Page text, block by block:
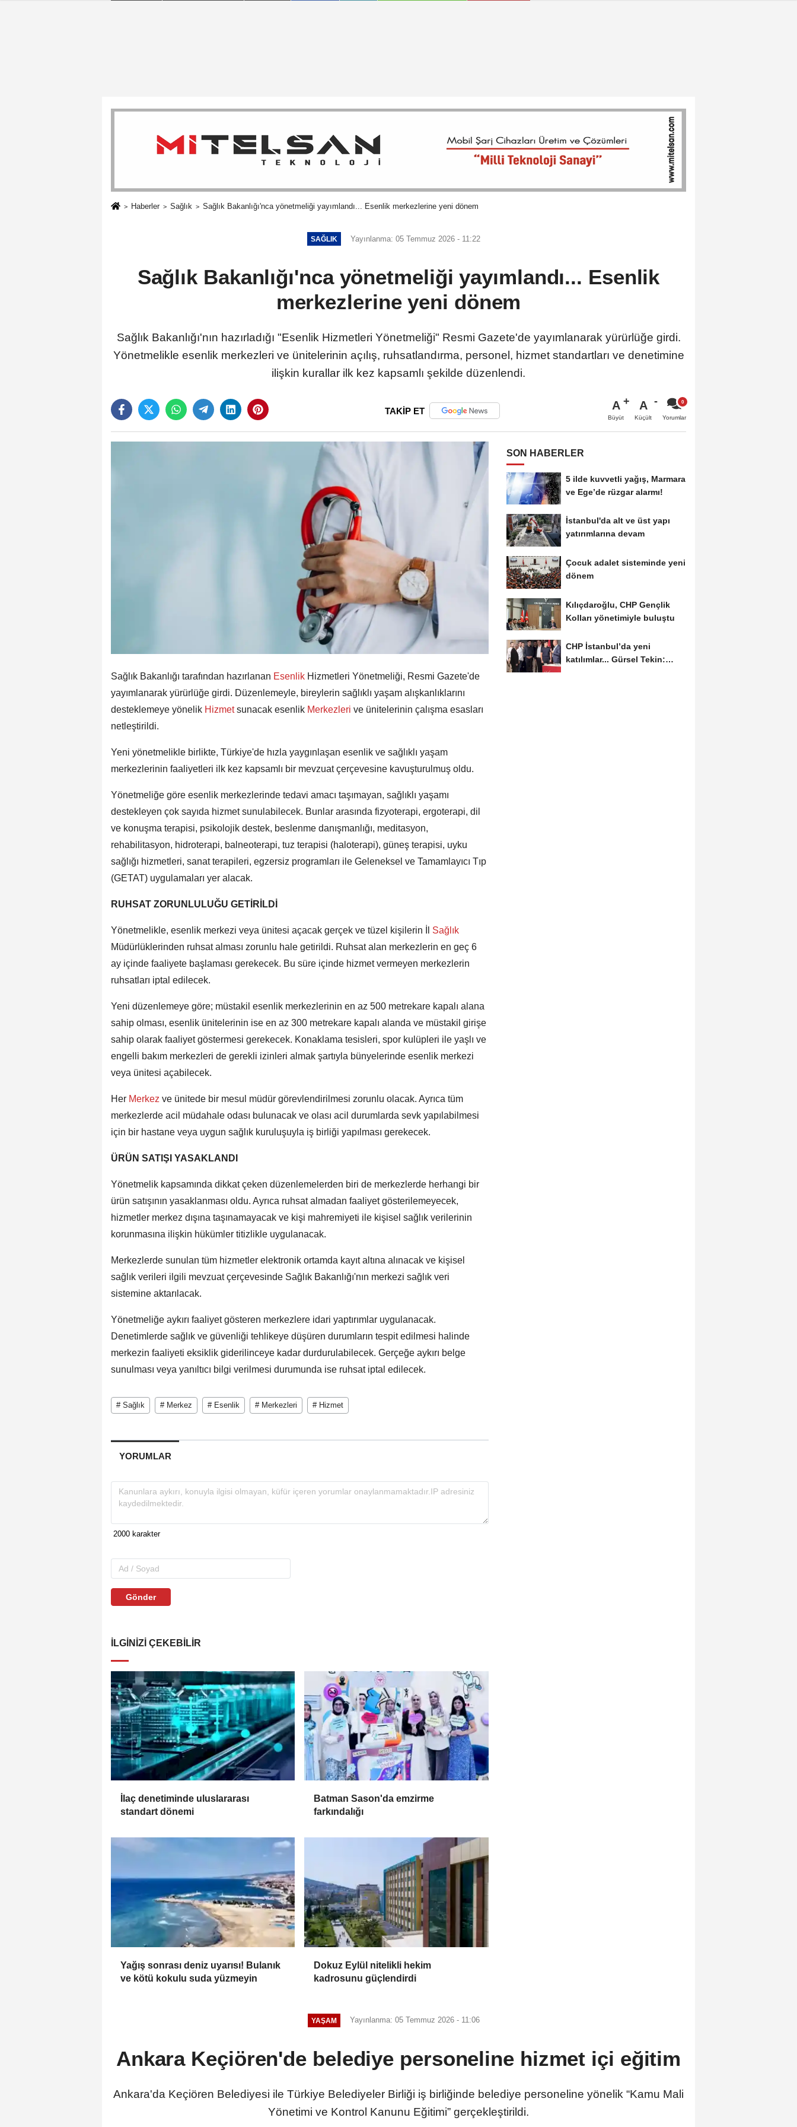
Haberler Sağlık Sağlık Bakanlığı'nca yönetmeliği yayımlandı... Esenlik merkezlerine yeni dönem
SAĞLIK Yayınlanma: 05 Temmuz 2026 - 11:22
Sağlık Bakanlığı'nca yönetmeliği yayımlandı... Esenlik
merkezlerine yeni dönem
Sağlık Bakanlığı'nın hazırladığı "Esenlik Hizmetleri Yönetmeliği" Resmi Gazete'de yayımlanarak yürürlüğe girdi.
Yönetmelikle esenlik merkezleri ve ünitelerinin açılış, ruhsatlandırma, personel, hizmet standartları ve denetimine
ilişkin kurallar ilk kez kapsamlı şekilde düzenlendi.
TAKİP ET A
Büyüt
A
Küçült Yorumlar
Sağlık Bakanlığı tarafından hazırlanan Esenlik Hizmetleri Yönetmeliği, Resmi Gazete'de
yayımlanarak yürürlüğe girdi. Düzenlemeyle, bireylerin sağlıklı yaşam alışkanlıklarını
desteklemeye yönelik Hizmetsunacak esenlik Merkezleri ve ünitelerinin çalışma esasları
netleştirildi.
Yeni yönetmelikle birlikte, Türkiye'de hızla yaygınlaşan esenlik ve sağlıklı yaşam
merkezlerinin faaliyetleri ilk kez kapsamlı bir mevzuat çerçevesine kavuşturulmuş oldu.
Yönetmeliğe göre esenlik merkezlerinde tedavi amacı taşımayan, sağlıklı yaşamı
destekleyen çok sayıda hizmet sunulabilecek. Bunlar arasında fizyoterapi, ergoterapi, dil
ve konuşma terapisi, psikolojik destek, beslenme danışmanlığı, meditasyon,
rehabilitasyon, hidroterapi, balneoterapi, tuz terapisi (haloterapi), güneş terapisi, uyku
sağlığı hizmetleri, sanat terapileri, egzersiz programları ile Geleneksel ve Tamamlayıcı Tıp
(GETAT) uygulamaları yer alacak.
RUHSAT ZORUNLULUĞU GETİRİLDİ
Yönetmelikle, esenlik merkezi veya ünitesi açacak gerçek ve tüzel kişilerin İl
Sağlık
Müdürlüklerinden ruhsat alması zorunlu hale getirildi. Ruhsat alan merkezlerin en geç 6
ay içinde faaliyete başlaması gerekecek. Bu süre içinde hizmet vermeyen merkezlerin
ruhsatları iptal edilecek.
Yeni düzenlemeye göre; müstakil esenlik merkezlerinin en az 500 metrekare kapalı alana
sahip olması, esenlik ünitelerinin ise en az 300 metrekare kapalı alanda ve müstakil girişe
sahip olarak faaliyet göstermesi gerekecek. Konaklama tesisleri, spor kulüpleri ile yaşlı ve
engelli bakım merkezleri de gerekli izinleri almak şartıyla bünyelerinde esenlik merkezi
veya ünitesi açabilecek.
Her Merkez ve ünitede bir mesul müdür görevlendirilmesi zorunlu olacak. Ayrıca tüm
merkezlerde acil müdahale odası bulunacak ve olası acil durumlarda sevk yapılabilmesi
için bir hastane veya uygun sağlık kuruluşuyla iş birliği yapılması gerekecek.
ÜRÜN SATIŞI YASAKLANDI
Yönetmelik kapsamında dikkat çeken düzenlemelerden biri de merkezlerde herhangi bir
ürün satışının yasaklanması oldu. Ayrıca ruhsat almadan faaliyet gösterilemeyecek,
hizmetler merkez dışına taşınamayacak ve kişi mahremiyeti ile kişisel sağlık verilerinin
korunmasına ilişkin hükümler titizlikle uygulanacak.
Merkezlerde sunulan tüm hizmetler elektronik ortamda kayıt altına alınacak ve kişisel
sağlık verileri ilgili mevzuat çerçevesinde Sağlık Bakanlığı'nın merkezi sağlık veri
sistemine aktarılacak.
Yönetmeliğe aykırı faaliyet gösteren merkezlere idari yaptırımlar uygulanacak.
Denetimlerde sağlık ve güvenliği tehlikeye düşüren durumların tespit edilmesi halinde
merkezin faaliyeti eksiklik giderilinceye kadar durdurulabilecek. Gerçeğe aykırı belge
sunulması veya yanıltıcı bilgi verilmesi durumunda ise ruhsat iptal edilecek.
# Sağlık # Merkez # Esenlik # Merkezleri # Hizmet
YORUMLAR
Gönder
İLGINIZI ÇEKEBILIR
İlaç denetiminde uluslararası
standart dönemi
Batman Sason'da emzirme
farkındalığı
Yağış sonrası deniz uyarısı! Bulanık
ve kötü kokulu suda yüzmeyin
Dokuz Eylül nitelikli hekim
kadrosunu güçlendirdi
SON HABERLER
5 ilde kuvvetli yağış, Marmara
ve Ege’de rüzgar alarmı!
İstanbul'da alt ve üst yapı
yatırımlarına devam
Çocuk adalet sisteminde yeni
dönem
Kılıçdaroğlu, CHP Gençlik
Kolları yönetimiyle buluştu
CHP İstanbul’da yeni
katılımlar... Gürsel Tekin:
YAŞAM Yayınlanma: 05 Temmuz 2026 - 11:06
Ankara Keçiören'de belediye personeline hizmet içi eğitim
Ankara'da Keçiören Belediyesi ile Türkiye Belediyeler Birliği iş birliğinde belediye personeline yönelik “Kamu Mali
Yönetimi ve Kontrol Kanunu Eğitimi” gerçekleştirildi.